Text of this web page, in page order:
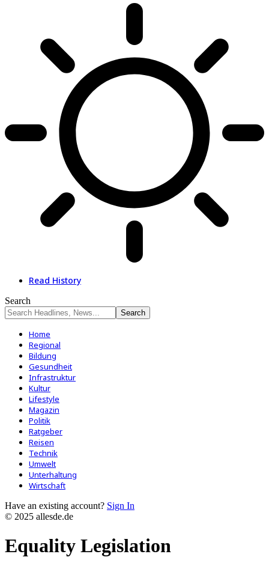
Read History
Search
Home
Regional
Bildung
Gesundheit
Infrastruktur
Kultur
Lifestyle
Magazin
Politik
Ratgeber
Reisen
Technik
Umwelt
Unterhaltung
Wirtschaft
Have an existing account? Sign In
© 2025 allesde.de
Equality Legislation